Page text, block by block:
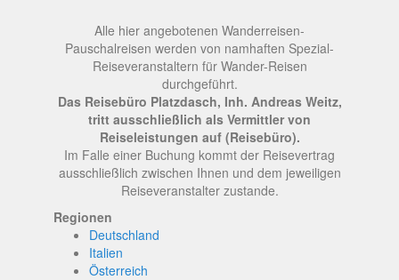
Alle hier angebotenen Wanderreisen-
Pauschalreisen werden von namhaften Spezial-
Reiseveranstaltern für Wander-Reisen
durchgeführt.
Das Reisebüro Platzdasch, Inh. Andreas Weitz,
tritt ausschließlich als Vermittler von
Reiseleistungen auf (Reisebüro).
Im Falle einer Buchung kommt der Reisevertrag
ausschließlich zwischen Ihnen und dem jeweiligen
Reiseveranstalter zustande.
Regionen
Deutschland
Italien
Österreich